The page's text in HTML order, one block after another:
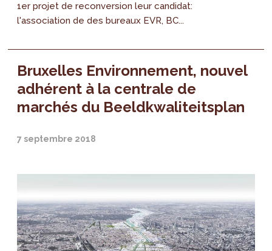
1er projet de reconversion leur candidat:
l'association de des bureaux EVR, BC...
Bruxelles Environnement, nouvel
adhérent à la centrale de
marchés du Beeldkwaliteitsplan
7 septembre 2018